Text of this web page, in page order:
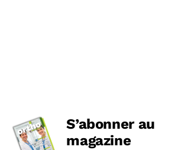
S’abonner au
magazine